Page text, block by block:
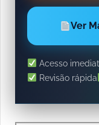
Ver
Acesso
Revisão rápida